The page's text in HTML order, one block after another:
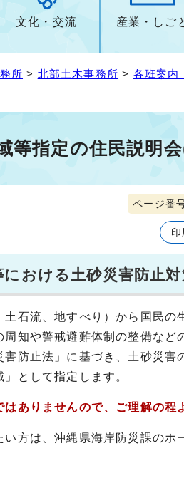
文化・交流 産業・しご
所 > 北部土木事務所 > 各班案内
等指定の住民説明
ページ番
印
おける土砂災害防止
石流、地すべり）から国民
知や警戒避難体制の整備など
防止法」に基づき、土砂災害
として指定します。
ありませんので、ご理解の程
方は、沖縄県海岸防災課のホ